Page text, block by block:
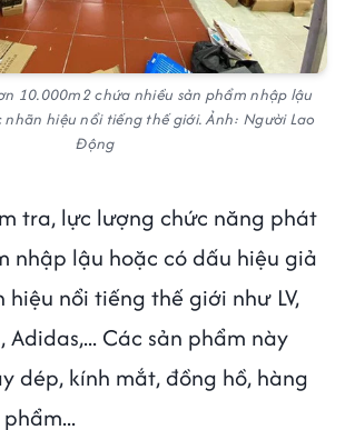
10.000m2 chứa nhiều sản phẩm nhập lậu
hiệu nổi tiếng thế giới. Ảnh: Người Lao
Động
tra, lực lượng chức năng phát
nhập lậu hoặc có dấu hiệu giả
hiệu nổi tiếng thế giới như LV,
Adidas,... Các sản phẩm này
dép, kính mắt, đồng hồ, hàng